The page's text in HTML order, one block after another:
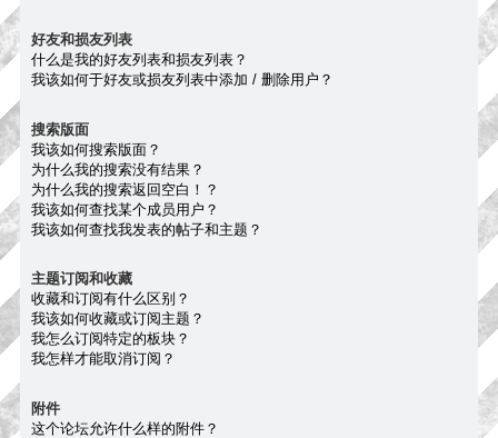
好友和损友列表
什么是我的好友列表和损友列表？
我该如何于好友或损友列表中添加 / 删除用户？
搜索版面
我该如何搜索版面？
为什么我的搜索没有结果？
为什么我的搜索返回空白！？
我该如何查找某个成员用户？
我该如何查找我发表的帖子和主题？
主题订阅和收藏
收藏和订阅有什么区别？
我该如何收藏或订阅主题？
我怎么订阅特定的板块？
我怎样才能取消订阅？
附件
这个论坛允许什么样的附件？